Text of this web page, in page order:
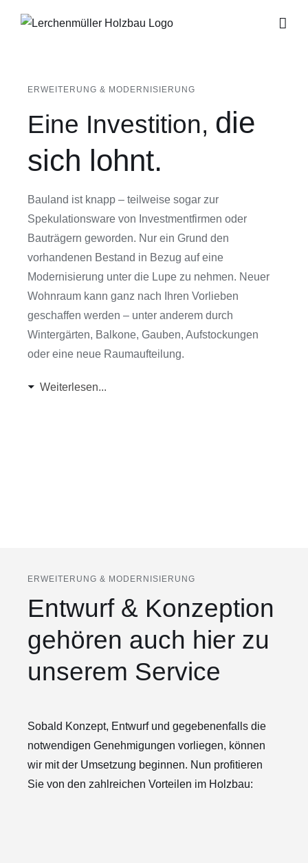
Inhalt
ERWEITERUNG & MODERNISIERUNG
Eine Investition, die
sich lohnt.
Bauland ist knapp – teilweise sogar zur
Spekulationsware von Investmentfirmen oder
Bauträgern geworden. Nur ein Grund den
vorhandenen Bestand in Bezug auf eine
Modernisierung unter die Lupe zu nehmen. Neuer
Wohnraum kann ganz nach Ihren Vorlieben
geschaffen werden – unter anderem durch
Wintergärten, Balkone, Gauben, Aufstockungen
oder eine neue Raumaufteilung.
Weiterlesen...
ERWEITERUNG & MODERNISIERUNG
Entwurf & Konzeption
gehören auch hier zu
unserem Service
Sobald Konzept, Entwurf und gegebenenfalls die
notwendigen Genehmigungen vorliegen, können
wir mit der Umsetzung beginnen. Nun profitieren
Sie von den zahlreichen Vorteilen im Holzbau: